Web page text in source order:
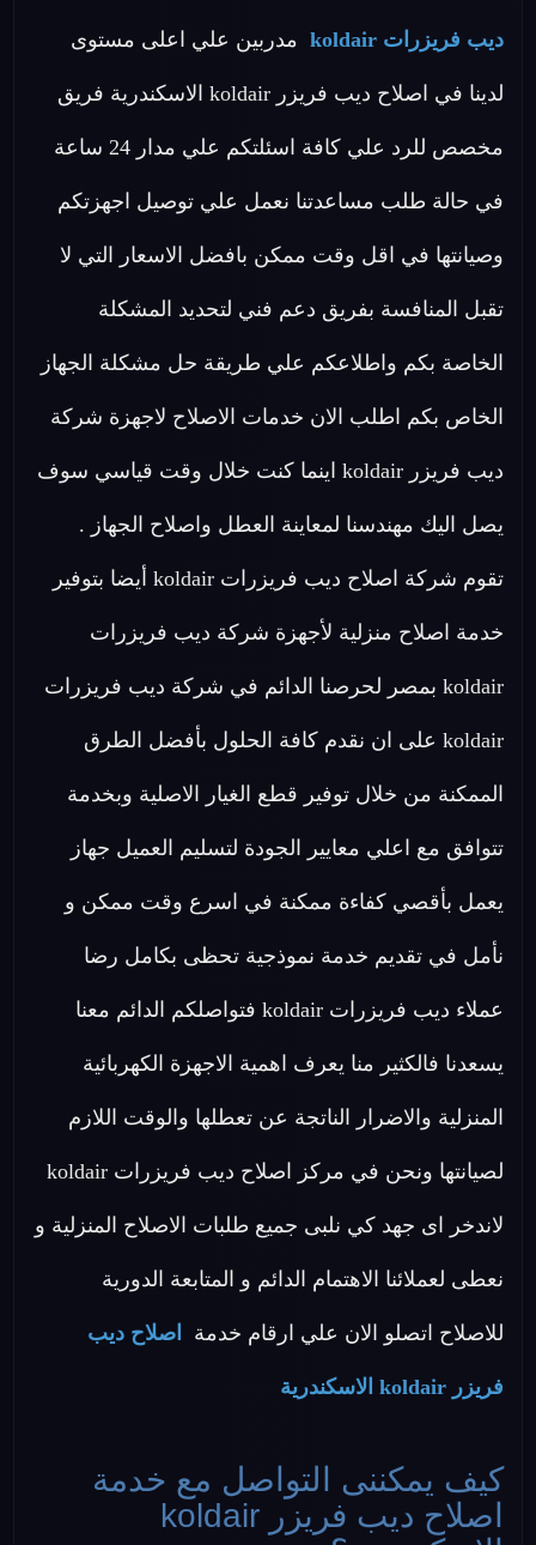
ديب فريزرات koldair مدربين علي اعلى مستوى
لدينا في اصلاح ديب فريزر koldair الاسكندرية فريق
مخصص للرد علي كافة اسئلتكم علي مدار 24 ساعة
في حالة طلب مساعدتنا نعمل علي توصيل اجهزتكم
وصيانتها في اقل وقت ممكن بافضل الاسعار التي لا
تقبل المنافسة بفريق دعم فني لتحديد المشكلة
الخاصة بكم واطلاعكم علي طريقة حل مشكلة الجهاز
الخاص بكم اطلب الان خدمات الاصلاح لاجهزة شركة
ديب فريزر koldair اينما كنت خلال وقت قياسي سوف
يصل اليك مهندسنا لمعاينة العطل واصلاح الجهاز .
تقوم شركة اصلاح ديب فريزرات koldair أيضا بتوفير
خدمة اصلاح منزلية لأجهزة شركة ديب فريزرات
koldair بمصر لحرصنا الدائم في شركة ديب فريزرات
koldair على ان نقدم كافة الحلول بأفضل الطرق
الممكنة من خلال توفير قطع الغيار الاصلية وبخدمة
تتوافق مع اعلي معايير الجودة لتسليم العميل جهاز
يعمل بأقصي كفاءة ممكنة في اسرع وقت ممكن و
نأمل في تقديم خدمة نموذجية تحظى بكامل رضا
عملاء ديب فريزرات koldair فتواصلكم الدائم معنا
يسعدنا فالكثير منا يعرف اهمية الاجهزة الكهربائية
المنزلية والاضرار الناتجة عن تعطلها والوقت اللازم
لصيانتها ونحن في مركز اصلاح ديب فريزرات koldair
لاندخر اى جهد كي نلبى جميع طلبات الاصلاح المنزلية و
نعطى لعملائنا الاهتمام الدائم و المتابعة الدورية
للاصلاح اتصلو الان علي ارقام خدمة اصلاح ديب
فريزر koldair الاسكندرية
كيف يمكننى التواصل مع خدمة
اصلاح ديب فريزر koldair